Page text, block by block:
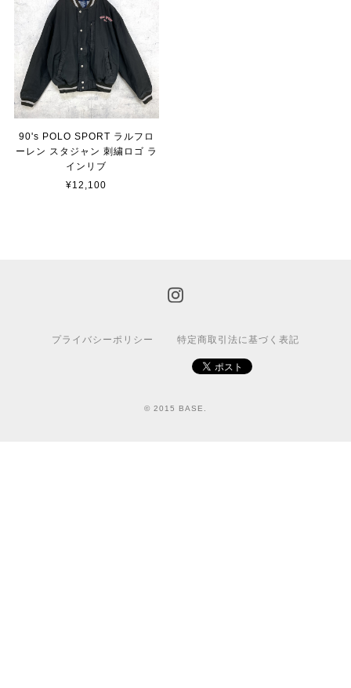
90's POLO SPORT ラルフロ
ーレン スタジャン 刺繍ロゴ ラ
インリブ
¥12,100
プライバシーポリシー 特定商取引法に基づく表記
© 2015 BASE.